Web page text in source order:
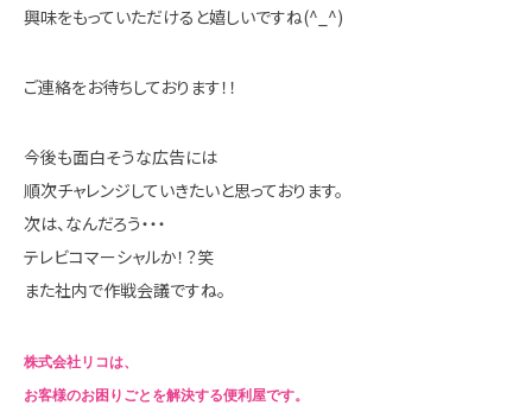
興味をもっていただけると嬉しいですね(^_^)
ご連絡をお待ちしております！！
今後も面白そうな広告には
順次チャレンジしていきたいと思っております。
次は、なんだろう・・・
テレビコマーシャルか！？笑
また社内で作戦会議ですね。
株式会社リコは、
お客様のお困りごとを解決する便利屋です。